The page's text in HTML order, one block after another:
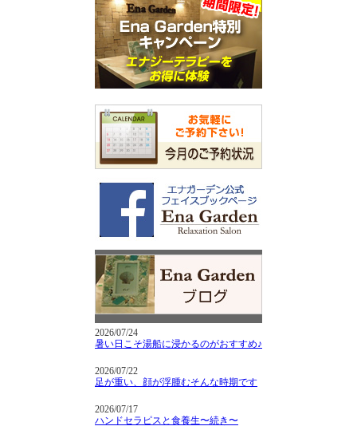
2026/07/24
暑い日こそ湯船に浸かるのがおすすめ♪
2026/07/22
足が重い、顔が浮腫むそんな時期です
2026/07/17
ハンドセラピスと食養生〜続き〜